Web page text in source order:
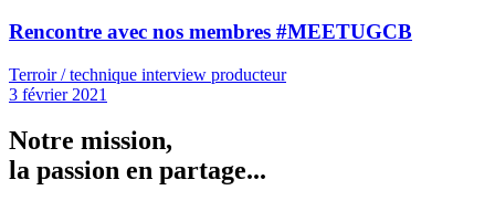
Rencontre avec nos membres #MEETUGCB
Terroir / technique interview producteur
3 février 2021
Notre mission,
la passion en partage...